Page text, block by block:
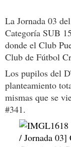
La Jornada 03
Categoría SUB
donde el Club
Club de Fútbol
Los pupilos del
planteamiento
mismas que se
#341.